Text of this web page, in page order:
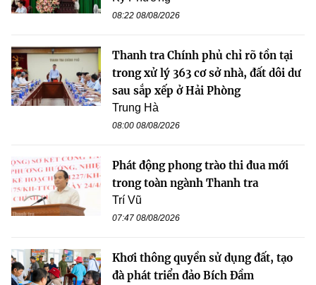
08:22 08/08/2026
Thanh tra Chính phủ chỉ rõ tồn tại
trong xử lý 363 cơ sở nhà, đất dôi dư
sau sắp xếp ở Hải Phòng
Trung Hà
08:00 08/08/2026
Phát động phong trào thi đua mới
trong toàn ngành Thanh tra
Trí Vũ
07:47 08/08/2026
Khơi thông quyền sử dụng đất, tạo
đà phát triển đảo Bích Đầm